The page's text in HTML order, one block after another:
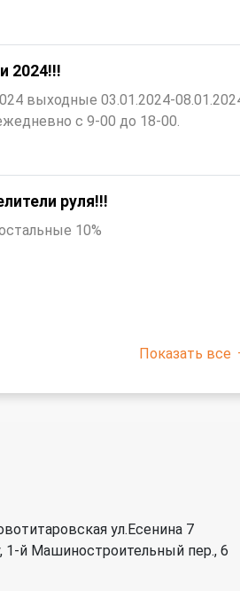
2024!!!
выходные 03.01.2024-
с 9-00 до 18-00.
руля!!!
10%
Показать все
ул.Есенина 7
1-й Машиностроительный пер., 6